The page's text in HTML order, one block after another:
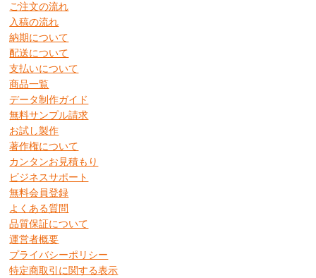
ご注文の流れ
入稿の流れ
納期について
配送について
支払いについて
商品一覧
データ制作ガイド
無料サンプル請求
お試し製作
著作権について
カンタンお見積もり
ビジネスサポート
無料会員登録
よくある質問
品質保証について
運営者概要
プライバシーポリシー
特定商取引に関する表示